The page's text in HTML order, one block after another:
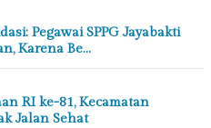
Pegawai SPPG Jayabakti
Karena Be…
RI ke-81, Kecamatan
Jalan Sehat